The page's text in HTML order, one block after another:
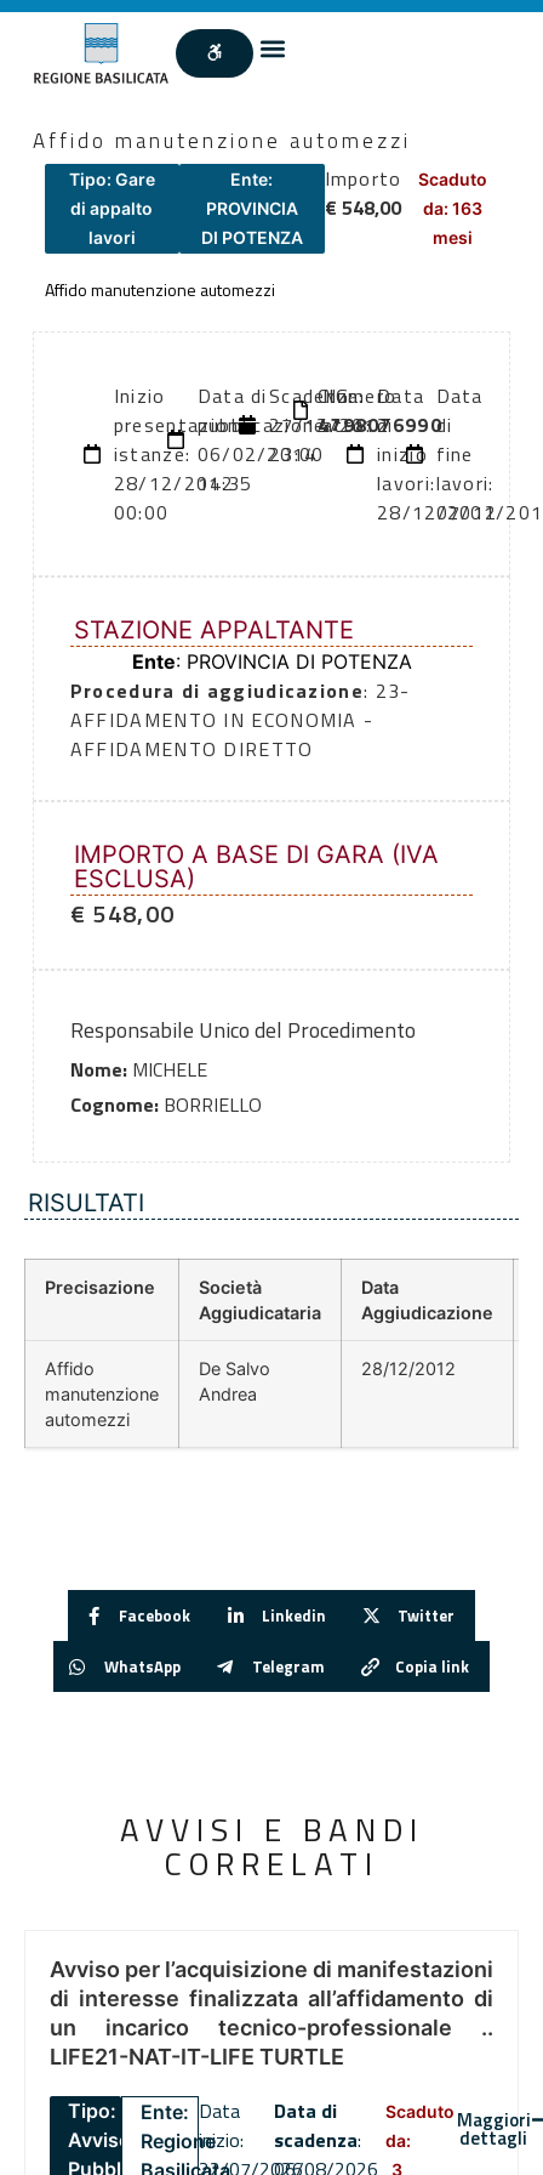
Affido manutenzione automezzi
Tipo: Gare
di appalto
lavori
Ente:
PROVINCIA
DI POTENZA
Importo
€ 548,00
Scaduto
da: 163
mesi
Affido manutenzione automezzi
Inizio
presentazione
istanze:
28/12/2012
00:00
Data di
pubblicazione:
06/02/2014
14:35
Scadenza:
27/12/2012
23:00
Numero
atto:
CIG:
4798076990
Data
di
inizio
lavori:
28/12/2012
Data
di
fine
lavori:
07/01/
STAZIONE APPALTANTE
Ente: PROVINCIA DI POTENZA
Procedura di aggiudicazione: 23-
AFFIDAMENTO IN ECONOMIA -
AFFIDAMENTO DIRETTO
IMPORTO A BASE DI GARA (IVA
ESCLUSA)
€ 548,00
Responsabile Unico del Procedimento
Nome:MICHELE
Cognome:BORRIELLO
RISULTATI
Precisazione
Società
Aggiudicataria
Data
Aggiudicazione
Affido
manutenzione
automezzi
De Salvo
Andrea
28/12/2012
Facebook Linkedin Twitter
WhatsApp Telegram Copia link
AVVISI E BANDI
CORRELATI
Avviso per l’acquisizione di manifestazioni
di interesse finalizzata all’affidamento di
un incarico tecnico-professionale ..
LIFE21-NAT-IT-LIFE TURTLE
Tipo:
Avviso
Pubblico
Ente:
Regione
Data
inizio:
Data di
scadenza:
Scaduto
da:
3
Maggiori
dettagli